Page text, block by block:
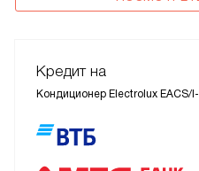
Кредит на
Кондиционер Electrolux EACS/